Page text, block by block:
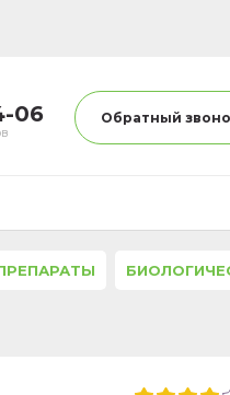
06 Обратный